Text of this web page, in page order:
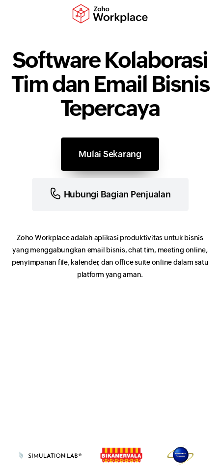
Software Kolaborasi
Tim dan Email Bisnis
Tepercaya
Mulai Sekarang
Hubungi Bagian Penjualan
Zoho Workplace adalah aplikasi produktivitas untuk bisnis
yang menggabungkan email bisnis, chat tim, meeting online,
penyimpanan file, kalender, dan office suite online dalam satu
platform yang aman.